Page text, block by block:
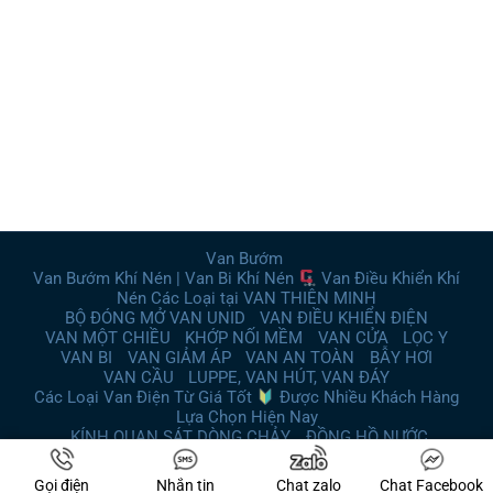
Van Bướm
Van Bướm Khí Nén | Van Bi Khí Nén
Van Điều Khiển Khí
Nén Các Loại tại VAN THIÊN MINH
BỘ ĐÓNG MỞ VAN UNID
VAN ĐIỀU KHIỂN ĐIỆN
VAN MỘT CHIỀU
KHỚP NỐI MỀM VAN CỬA
LỌC Y
VAN BI
VAN GIẢM ÁP VAN AN TOÀN
BẪY HƠI
VAN CẦU
LUPPE, VAN HÚT, VAN ĐÁY
Các Loại Van Điện Từ Giá Tốt
Được Nhiều Khách Hàng
Lựa Chọn Hiện Nay
KÍNH QUAN SÁT DÒNG CHẢY
ĐỒNG HỒ NƯỚC
Copyright 2026 © Van Thiên Minh. SEO by Alenco.vn
Gọi điện Nhắn tin Chat zalo Chat Facebook